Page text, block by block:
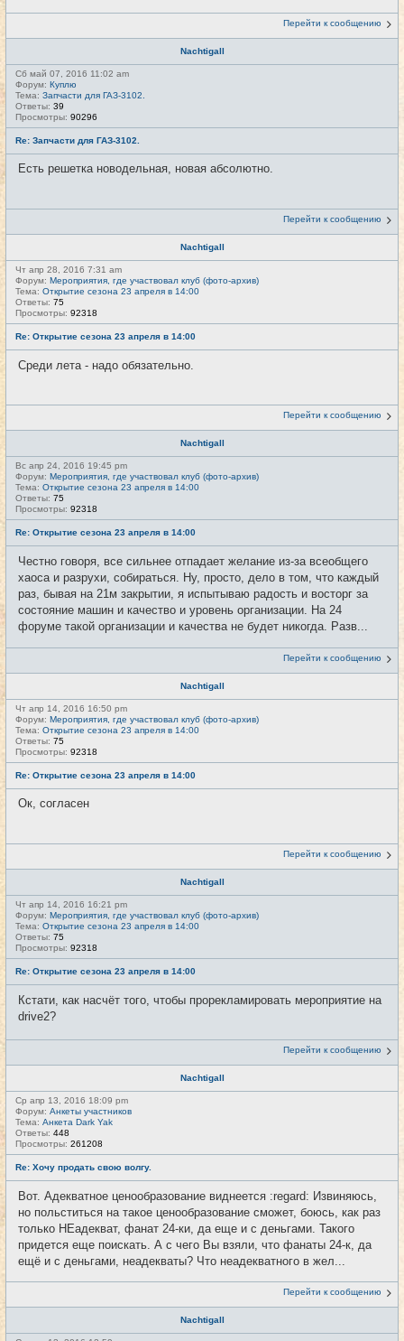
Перейти к сообщению
Nachtigall
Сб май 07, 2016 11:02 am
Форум: Куплю
Тема: Запчасти для ГАЗ-3102.
Ответы: 39
Просмотры: 90296
Re: Запчасти для ГАЗ-3102.
Есть решетка новодельная, новая абсолютно.
Перейти к сообщению
Nachtigall
Чт апр 28, 2016 7:31 am
Форум: Мероприятия, где участвовал клуб (фото-архив)
Тема: Открытие сезона 23 апреля в 14:00
Ответы: 75
Просмотры: 92318
Re: Открытие сезона 23 апреля в 14:00
Среди лета - надо обязательно.
Перейти к сообщению
Nachtigall
Вс апр 24, 2016 19:45 pm
Форум: Мероприятия, где участвовал клуб (фото-архив)
Тема: Открытие сезона 23 апреля в 14:00
Ответы: 75
Просмотры: 92318
Re: Открытие сезона 23 апреля в 14:00
Честно говоря, все сильнее отпадает желание из-за всеобщего
хаоса и разрухи, собираться. Ну, просто, дело в том, что каждый
раз, бывая на 21м закрытии, я испытываю радость и восторг за
состояние машин и качество и уровень организации. На 24
форуме такой организации и качества не будет никогда. Разв...
Перейти к сообщению
Nachtigall
Чт апр 14, 2016 16:50 pm
Форум: Мероприятия, где участвовал клуб (фото-архив)
Тема: Открытие сезона 23 апреля в 14:00
Ответы: 75
Просмотры: 92318
Re: Открытие сезона 23 апреля в 14:00
Ок, согласен
Перейти к сообщению
Nachtigall
Чт апр 14, 2016 16:21 pm
Форум: Мероприятия, где участвовал клуб (фото-архив)
Тема: Открытие сезона 23 апреля в 14:00
Ответы: 75
Просмотры: 92318
Re: Открытие сезона 23 апреля в 14:00
Кстати, как насчёт того, чтобы прорекламировать мероприятие на
drive2?
Перейти к сообщению
Nachtigall
Ср апр 13, 2016 18:09 pm
Форум: Анкеты участников
Тема: Анкета Dark Yak
Ответы: 448
Просмотры: 261208
Re: Хочу продать свою волгу.
Вот. Адекватное ценообразование виднеется :regard: Извиняюсь,
но польститься на такое ценообразование сможет, боюсь, как раз
только НЕадекват, фанат 24-ки, да еще и с деньгами. Такого
придется еще поискать. А с чего Вы взяли, что фанаты 24-к, да
ещё и с деньгами, неадекваты? Что неадекватного в жел...
Перейти к сообщению
Nachtigall